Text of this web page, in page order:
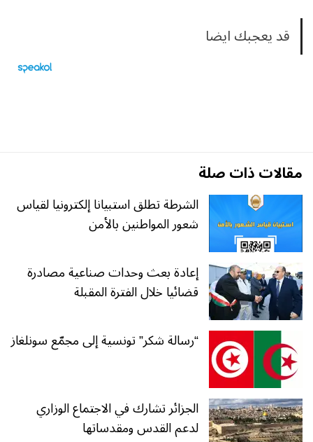
قد يعجبك ايضا
مقالات ذات صلة
الشرطة تطلق استبيانا إلكترونيا لقياس
شعور المواطنين بالأمن
إعادة بعث وحدات صناعية مصادرة
قضائيا خلال الفترة المقبلة
“رسالة شكر” تونسية إلى مجمّع سونلغاز
الجزائر تشارك في الاجتماع الوزاري
لدعم القدس ومقدساتها